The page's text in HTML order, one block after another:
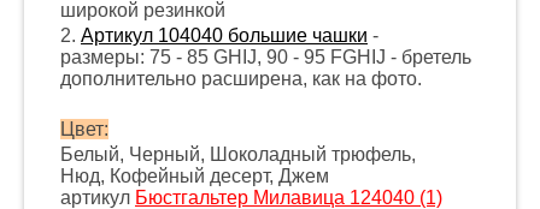
широкой резинкой
2. Артикул 104040 большие чашки -
размеры: 75 - 85 GHIJ, 90 - 95 FGHIJ - бретель
дополнительно расширена, как на фото.
Цвет:
Белый, Черный, Шоколадный трюфель,
Нюд, Кофейный десерт, Джем
артикул Бюстгальтер Милавица 124040 (1)